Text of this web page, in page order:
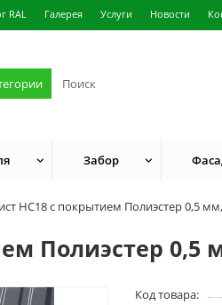
RAL Галерея Услуги Новости
Забор
НС18 с покрытием Полиэстер 0,5 мм,
Полиэстер 0,5
Код товара: